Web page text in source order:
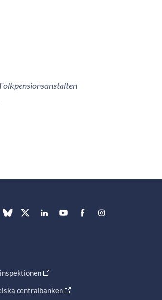
centralbanken